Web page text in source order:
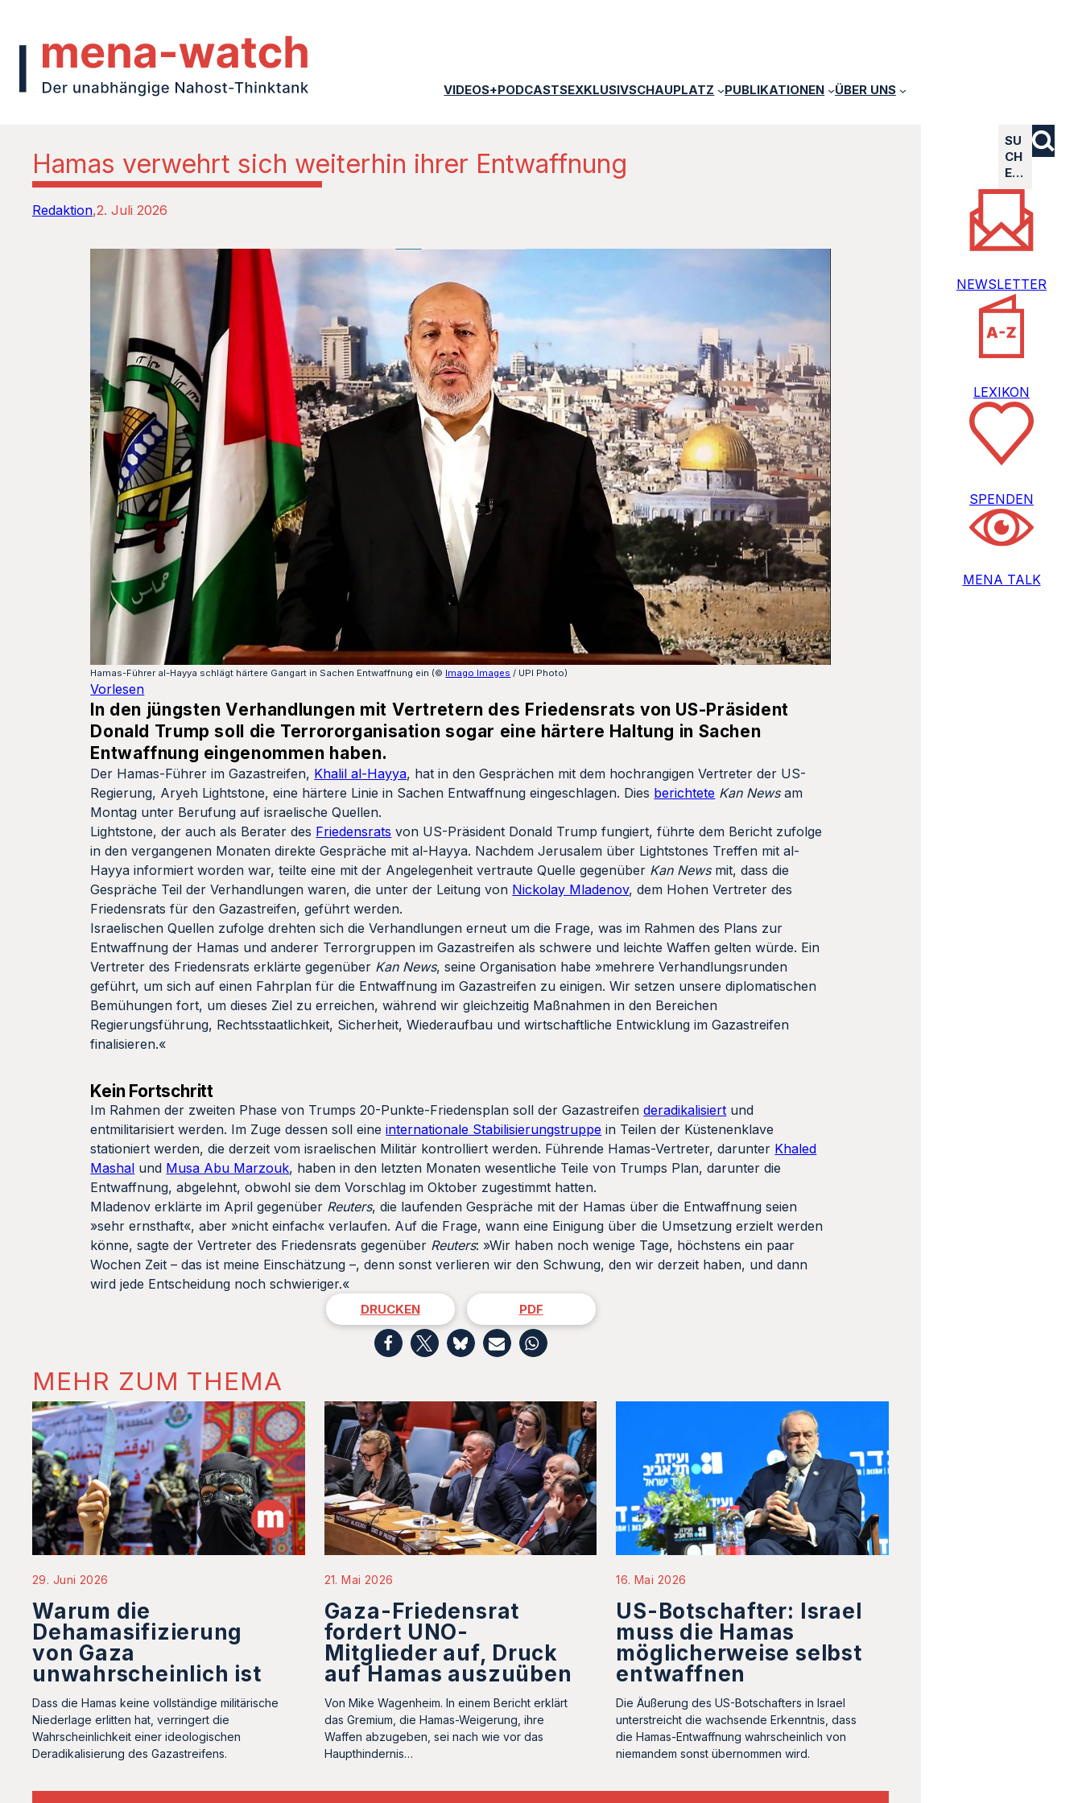
VIDEOS+PODCASTSEXKLUSIVSCHAUPLATZ PUBLIKATIONEN ÜBER UNS
Hamas verwehrt sich weiterhin ihrer Entwaffnung
Redaktion 2. Juli 2026
Hamas-Führer al-Hayya schlägt härtere Gangart in Sachen Entwaffnung ein (© Imago Images / UPI Photo)
Vorlesen
In den jüngsten Verhandlungen mit Vertretern des Friedensrats von US-Präsident
Donald Trump soll die Terrororganisation sogar eine härtere Haltung in Sachen
Entwaffnung eingenommen haben.
Der Hamas-Führer im Gazastreifen, Khalil al-Hayya, hat in den Gesprächen mit dem hochrangigen Vertreter der US-
Regierung, Aryeh Lightstone, eine härtere Linie in Sachen Entwaffnung eingeschlagen. Dies berichtete Kan Newsam
Montag unter Berufung auf israelische Quellen.
Lightstone, der auch als Berater des Friedensrats von US-Präsident Donald Trump fungiert, führte dem Bericht zufolge
in den vergangenen Monaten direkte Gespräche mit al-Hayya. Nachdem Jerusalem über Lightstones Treffen mit al-
Hayya informiert worden war, teilte eine mit der Angelegenheit vertraute Quelle gegenüber Kan Newsmit, dass die
Gespräche Teil der Verhandlungen waren, die unter der Leitung von Nickolay Mladenov, dem Hohen Vertreter des
Friedensrats für den Gazastreifen, geführt werden.
Israelischen Quellen zufolge drehten sich die Verhandlungen erneut um die Frage, was im Rahmen des Plans zur
Entwaffnung der Hamas und anderer Terrorgruppen im Gazastreifen als schwere und leichte Waffen gelten würde. Ein
Vertreter des Friedensrats erklärte gegenüber Kan News, seine Organisation habe »mehrere Verhandlungsrunden
geführt, um sich auf einen Fahrplan für die Entwaffnung im Gazastreifen zu einigen. Wir setzen unsere diplomatischen
Bemühungen fort, um dieses Ziel zu erreichen, während wir gleichzeitig Maßnahmen in den Bereichen
Regierungsführung, Rechtsstaatlichkeit, Sicherheit, Wiederaufbau und wirtschaftliche Entwicklung im Gazastreifen
finalisieren.«
Kein Fortschritt
Im Rahmen der zweiten Phase von Trumps 20-Punkte-Friedensplan soll der Gazastreifenderadikalisiert und
entmilitarisiert werden. Im Zuge dessen soll eineinternationale Stabilisierungstruppe in Teilen der Küstenenklave
stationiert werden, die derzeit vom israelischen Militär kontrolliert werden. Führende Hamas-Vertreter, darunter Khaled
Mashal und Musa Abu Marzouk, haben in den letzten Monaten wesentliche Teile von Trumps Plan, darunter die
Entwaffnung, abgelehnt, obwohl sie dem Vorschlag im Oktober zugestimmt hatten.
Mladenov erklärte im April gegenüber Reuters, die laufenden Gespräche mit der Hamas über die Entwaffnung seien
»sehr ernsthaft«, aber »nicht einfach« verlaufen. Auf die Frage, wann eine Einigung über die Umsetzung erzielt werden
könne, sagte der Vertreter des Friedensrats gegenüber Reuters: »Wir haben noch wenige Tage, höchstens ein paar
Wochen Zeit – das ist meine Einschätzung –, denn sonst verlieren wir den Schwung, den wir derzeit haben, und dann
wird jede Entscheidung noch schwieriger.«
DRUCKEN PDF
MEHR ZUM THEMA
29. Juni 2026
Warum die
Dehamasifizierung
von Gaza
unwahrscheinlich ist
Dass die Hamas keine vollständige militärische
Niederlage erlitten hat, verringert die
Wahrscheinlichkeit einer ideologischen
Deradikalisierung des Gazastreifens.
21. Mai 2026
Gaza-Friedensrat
fordert UNO-
Mitglieder auf, Druck
auf Hamas auszuüben
Von Mike Wagenheim. In einem Bericht erklärt
das Gremium, die Hamas-Weigerung, ihre
Waffen abzugeben, sei nach wie vor das
Haupthindernis…
16. Mai 2026
US-Botschafter: Israel
muss die Hamas
möglicherweise selbst
entwaffnen
Die Äußerung des US-Botschafters in Israel
unterstreicht die wachsende Erkenntnis, dass
die Hamas-Entwaffnung wahrscheinlich von
niemandem sonst übernommen wird.
SU
CH
E…
NEWSLETTER
LEXIKON
SPENDEN
MENA TALK